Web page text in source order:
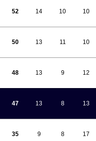
52 14 10 10
50 13 11 10
48 13 9 12
47 13 8 13
35 9 8 17